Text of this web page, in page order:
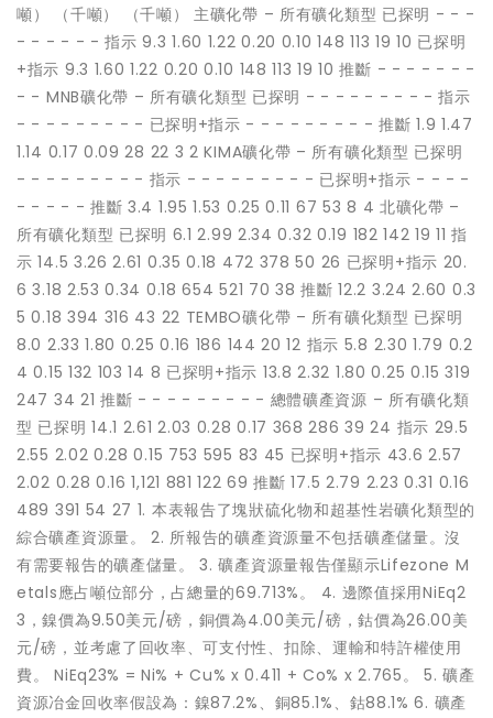
噸） （千噸） （千噸） 主礦化帶 – 所有礦化類型 已探明 - - -
- - - - - - 指示 9.3 1.60 1.22 0.20 0.10 148 113 19 10 已探明
+指示 9.3 1.60 1.22 0.20 0.10 148 113 19 10 推斷 - - - - - - -
- - MNB礦化帶 – 所有礦化類型 已探明 - - - - - - - - - 指示
- - - - - - - - - 已探明+指示 - - - - - - - - - 推斷 1.9 1.47
1.14 0.17 0.09 28 22 3 2 KIMA礦化帶 – 所有礦化類型 已探明
- - - - - - - - - 指示 - - - - - - - - - 已探明+指示 - - - -
- - - - - 推斷 3.4 1.95 1.53 0.25 0.11 67 53 8 4 北礦化帶 –
所有礦化類型 已探明 6.1 2.99 2.34 0.32 0.19 182 142 19 11 指
示 14.5 3.26 2.61 0.35 0.18 472 378 50 26 已探明+指示 20.
6 3.18 2.53 0.34 0.18 654 521 70 38 推斷 12.2 3.24 2.60 0.3
5 0.18 394 316 43 22 TEMBO礦化帶 – 所有礦化類型 已探明
8.0 2.33 1.80 0.25 0.16 186 144 20 12 指示 5.8 2.30 1.79 0.2
4 0.15 132 103 14 8 已探明+指示 13.8 2.32 1.80 0.25 0.15 319
247 34 21 推斷 - - - - - - - - - 總體礦產資源 – 所有礦化類
型 已探明 14.1 2.61 2.03 0.28 0.17 368 286 39 24 指示 29.5
2.55 2.02 0.28 0.15 753 595 83 45 已探明+指示 43.6 2.57
2.02 0.28 0.16 1,121 881 122 69 推斷 17.5 2.79 2.23 0.31 0.16
489 391 54 27 1. 本表報告了塊狀硫化物和超基性岩礦化類型的
綜合礦產資源量。 2. 所報告的礦產資源量不包括礦產儲量。沒
有需要報告的礦產儲量。 3. 礦產資源量報告僅顯示Lifezone M
etals應占噸位部分，占總量的69.713%。 4. 邊際值採用NiEq2
3，鎳價為9.50美元/磅，銅價為4.00美元/磅，鈷價為26.00美
元/磅，並考慮了回收率、可支付性、扣除、運輸和特許權使用
費。 NiEq23% = Ni% + Cu% x 0.411 + Co% x 2.765。 5. 礦產
資源冶金回收率假設為：鎳87.2%、銅85.1%、鈷88.1% 6. 礦產